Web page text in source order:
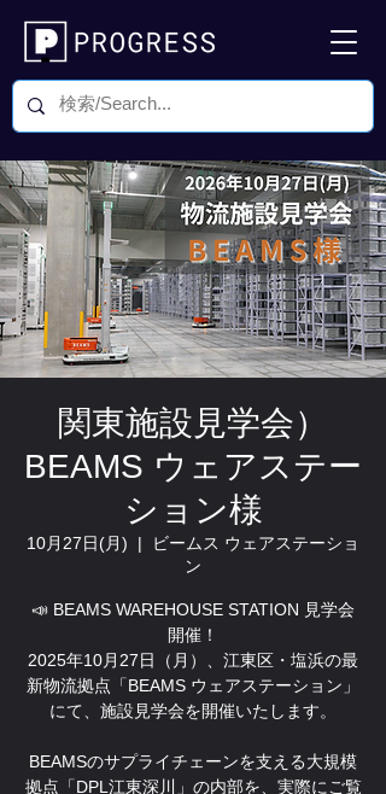
関東施設見学会）
BEAMS ウェアステー
ション様
10月27日(月)
  |
ビームス ウェアステーショ
ン
📣 BEAMS WAREHOUSE STATION 見学会
開催！
2025年10月27日（月）、江東区・塩浜の最
新物流拠点「BEAMS ウェアステーション」
にて、施設見学会を開催いたします。
BEAMSのサプライチェーンを支える大規模
拠点「DPL江東深川」の内部を、実際にご覧